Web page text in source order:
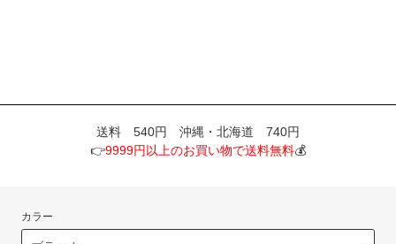
送料 540円 沖縄・北海道 740円
👉9999円以上のお買い物で送料無料💰
カラー